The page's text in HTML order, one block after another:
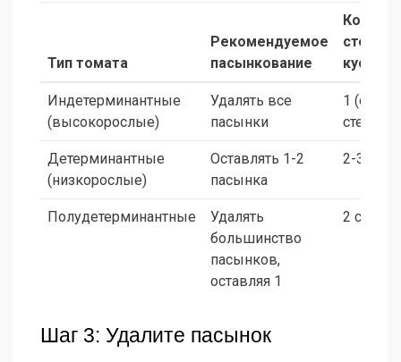
Тип томата
Рекомендуемое
пасынкование
кусте
Индетерминантные
(высокорослые)
Удалять все
пасынки
1
стебель)
Детерминантные
(низкорослые)
Оставлять 1-2
пасынка
2-3
Полудетерминантные
Удалять
большинство
пасынков,
оставляя 1
2 стебля
Шаг 3: Удалите пасынок